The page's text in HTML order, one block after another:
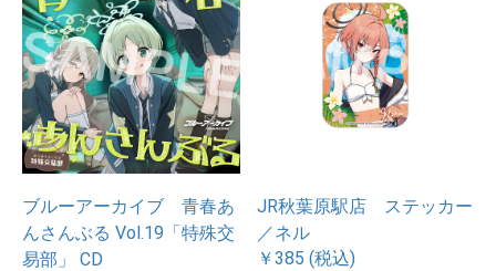
ブルーアーカイブ 青春あ
んさんぶる Vol.19「特殊交
易部」 CD
JR秋葉原駅店 ステッカー
／ネル
￥385 (税込)